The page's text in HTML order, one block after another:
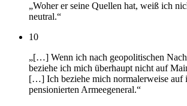
„Woher er seine Quellen hat, weiß ich
neutral.“
10
„[…] Wenn ich nach geopolitischen
beziehe ich mich überhaupt nicht auf
[…] Ich beziehe mich normalerweise auf
pensionierten Armeegeneral.“